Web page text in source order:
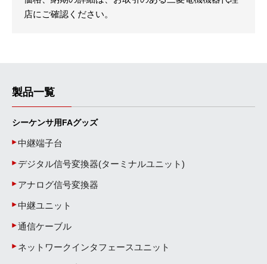
店にご確認ください。
製品一覧
シーケンサ用FAグッズ
中継端子台
デジタル信号変換器(ターミナルユニット)
アナログ信号変換器
中継ユニット
通信ケーブル
ネットワークインタフェースユニット